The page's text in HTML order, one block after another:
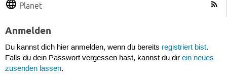
Planet
Anmelden
Du kannst dich hier anmelden, wenn du bereits registriert bist.
Falls du dein Passwort vergessen hast, kannst du dir ein neues
zusenden lassen.